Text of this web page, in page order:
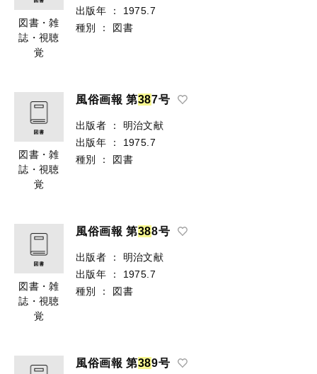
図書・雑
誌・視聴
覚
出版年
：
1975.7
種別
： 図書
図書・雑
誌・視聴
覚
風俗画報 第387号
出版者 ：
明治文献
出版年
：
1975.7
種別
： 図書
図書・雑
誌・視聴
覚
風俗画報 第388号
出版者 ：
明治文献
出版年
：
1975.7
種別
： 図書
風俗画報 第389号